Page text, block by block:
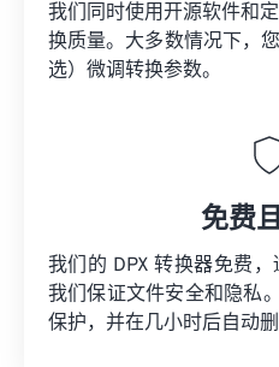
我们同时使用开源软件和
换质量。大多数情况下，
选）微调转换参数。
免费
我们的 DPX 转换器免费，
我们保证文件安全和隐私
保护，并在几小时后自动删